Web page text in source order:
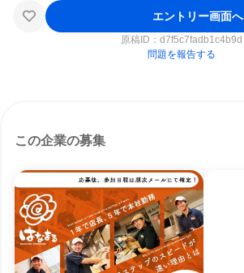
エントリー画面へ
原稿ID： d7f5c7fadb1c4b9d
問題を報告する
この企業の募集